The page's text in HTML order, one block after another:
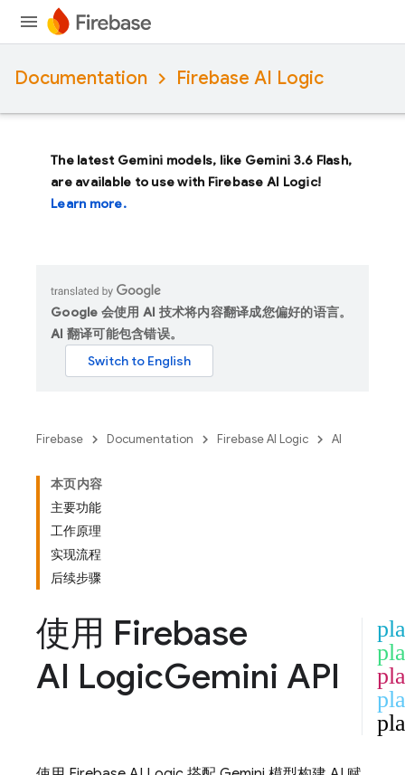
Documentation Firebase AI Logic
The latest Gemini models, like Gemini 3.6 Flash,
are available to use with Firebase AI Logic!
Learn more.
Google 会使用 AI 技术将内容翻译成您偏好的语言。
AI 翻译可能包含错误。
Firebase Documentation Firebase AI Logic AI
本页内容
主要功能
工作原理
实现流程
后续步骤
使用 Firebase
AI LogicGemini API